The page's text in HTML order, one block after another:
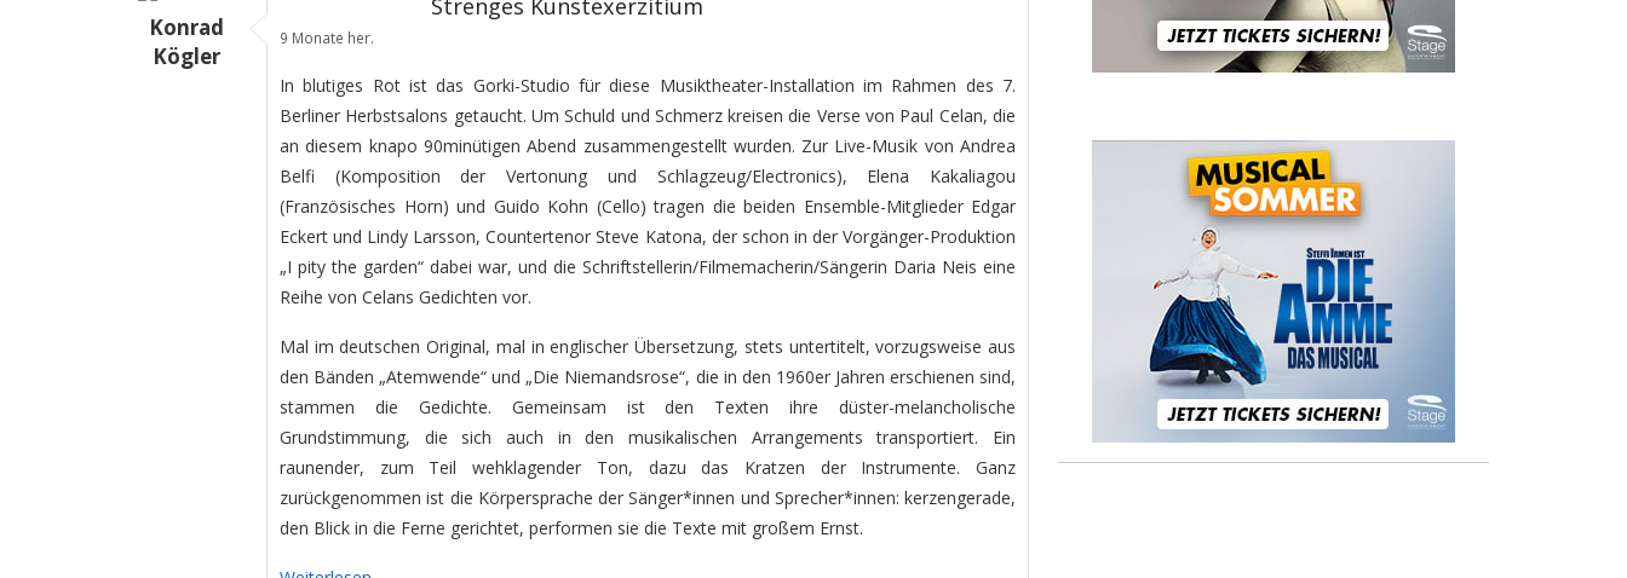
Konrad
Kögler
Strenges Kunstexerzitium
9 Monate her.
In blutiges Rot ist das Gorki-Studio für diese Musiktheater-Installation im Rahmen des 7.
Berliner Herbstsalons getaucht. Um Schuld und Schmerz kreisen die Verse von Paul Celan, die
an diesem knapo 90minütigen Abend zusammengestellt wurden. Zur Live-Musik von Andrea
Belfi (Komposition der Vertonung und Schlagzeug/Electronics), Elena Kakaliagou
(Französisches Horn) und Guido Kohn (Cello) tragen die beiden Ensemble-Mitglieder Edgar
Eckert und Lindy Larsson, Countertenor Steve Katona, der schon in der Vorgänger-Produktion
„I pity the garden“ dabei war, und die Schriftstellerin/Filmemacherin/Sängerin Daria Neis eine
Reihe von Celans Gedichten vor.
Mal im deutschen Original, mal in englischer Übersetzung, stets untertitelt, vorzugsweise aus
den Bänden „Atemwende“ und „Die Niemandsrose“, die in den 1960er Jahren erschienen sind,
stammen die Gedichte. Gemeinsam ist den Texten ihre düster-melancholische
Grundstimmung, die sich auch in den musikalischen Arrangements transportiert. Ein
raunender, zum Teil wehklagender Ton, dazu das Kratzen der Instrumente. Ganz
zurückgenommen ist die Körpersprache der Sänger*innen und Sprecher*innen: kerzengerade,
den Blick in die Ferne gerichtet, performen sie die Texte mit großem Ernst.